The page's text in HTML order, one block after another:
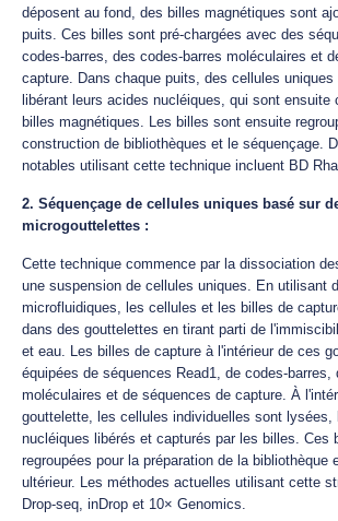
déposent au fond, des billes magnétiques sont
puits. Ces billes sont pré-chargées avec des
codes-barres, des codes-barres moléculaires et
capture. Dans chaque puits, des cellules
libérant leurs acides nucléiques, qui sont ensuite
billes magnétiques. Les billes sont ensuite
construction de bibliothèques et le séquençage.
notables utilisant cette technique incluent BD
2. Séquençage de cellules uniques basé sur
microgouttelettes :
Cette technique commence par la dissociation
une suspension de cellules uniques. En utilisant
microfluidiques, les cellules et les billes de
dans des gouttelettes en tirant parti de
et eau. Les billes de capture à l'intérieur de ces
équipées de séquences Read1, de codes-barres,
moléculaires et de séquences de capture. À
gouttelette, les cellules individuelles sont lysées,
nucléiques libérés et capturés par les billes. Ces
regroupées pour la préparation de la bibliothèque
ultérieur. Les méthodes actuelles utilisant cette
Drop-seq, inDrop et 10× Genomics.